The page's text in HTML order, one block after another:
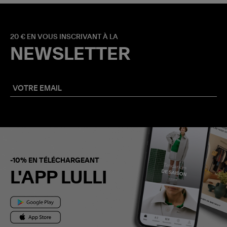
20 € EN VOUS INSCRIVANT À LA
NEWSLETTER
-10% EN TÉLÉCHARGEANT
L'APP LULLI